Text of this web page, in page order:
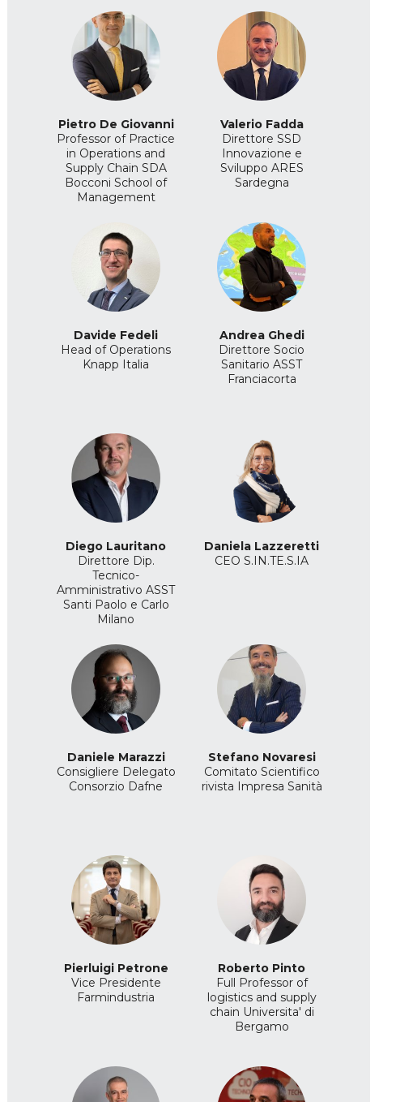
Pietro De Giovanni
Professor of Practice
in Operations and
Supply Chain SDA
Bocconi School of
Management
Valerio Fadda
Direttore SSD
Innovazione e
Sviluppo ARES
Sardegna
Davide Fedeli
Head of Operations
Knapp Italia
Andrea Ghedi
Direttore Socio
Sanitario ASST
Franciacorta
Diego Lauritano
Direttore Dip.
Tecnico-
Amministrativo ASST
Santi Paolo e Carlo
Milano
Daniela Lazzeretti
CEO S.IN.TE.S.IA
Daniele Marazzi
Consigliere Delegato
Consorzio Dafne
Stefano Novaresi
Comitato Scientifico
rivista Impresa Sanità
Pierluigi Petrone
Vice Presidente
Farmindustria
Roberto Pinto
Full Professor of
logistics and supply
chain Universita' di
Bergamo